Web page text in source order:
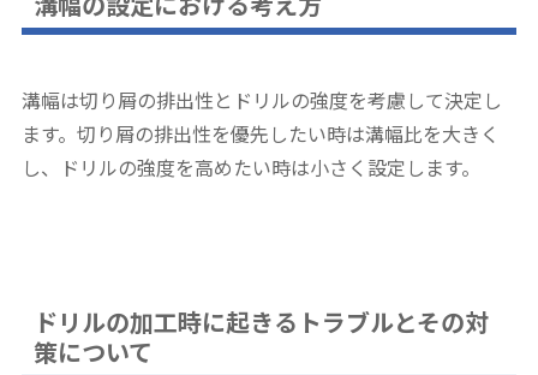
溝幅は切り屑の排出性とドリルの強度を考慮して決定し
ます。切り屑の排出性を優先したい時は溝幅比を大きく
し、ドリルの強度を高めたい時は小さく設定します。
ドリルの加工時に起きるトラブルとその対
策について